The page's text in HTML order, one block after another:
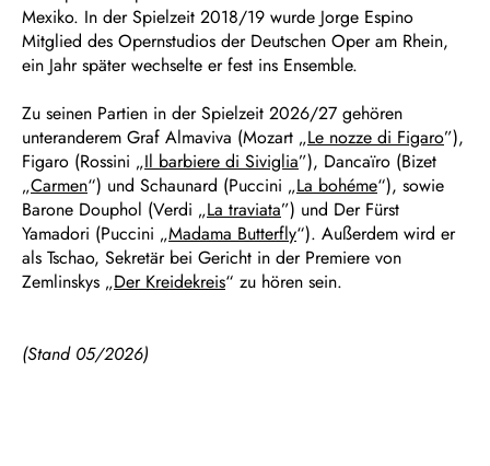
Mexiko. In der Spielzeit 2018/19 wurde Jorge Espino
Mitglied des Opernstudios der Deutschen Oper am Rhein,
ein Jahr später wechselte er fest ins Ensemble.
Zu seinen Partien in der Spielzeit 2026/27 gehören
unteranderem Graf Almaviva (Mozart „Le nozze di Figaro”),
Figaro (Rossini „Il barbiere di Siviglia”), Dancaïro (Bizet
„Carmen“) und Schaunard (Puccini „La bohéme“), sowie
Barone Douphol (Verdi „La traviata”) und Der Fürst
Yamadori (Puccini „Madama Butterfly“). Außerdem wird er
als Tschao, Sekretär bei Gericht in der Premiere von
Zemlinskys „Der Kreidekreis“ zu hören sein.
(Stand 05/2026)